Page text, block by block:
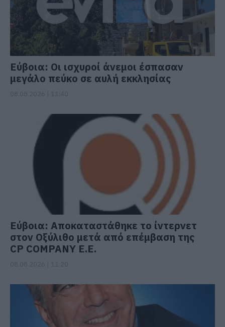
Εύβοια: Οι ισχυροί άνεμοι έσπασαν
μεγάλο πεύκο σε αυλή εκκλησίας
Εύβοια: Αποκαταστάθηκε το ίντερνετ
στον Οξύλιθο μετά από επέμβαση της
CP COMPANY Ε.Ε.